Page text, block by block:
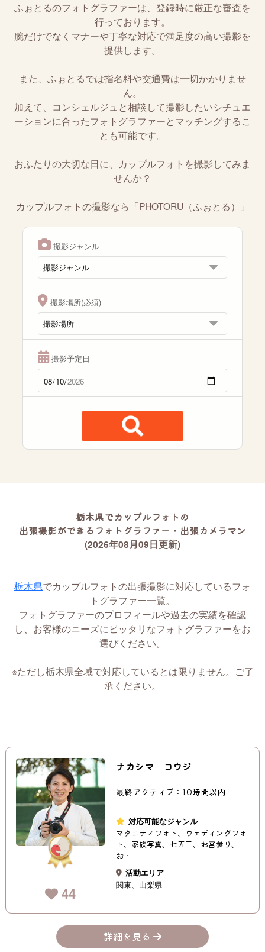
ふぉとるのフォトグラファーは、登録時に厳正な審査を
行っております。
腕だけでなくマナーや丁寧な対応で満足度の高い撮影を
提供します。
また、ふぉとるでは指名料や交通費は一切かかりませ
ん。
加えて、コンシェルジュと相談して撮影したいシチュエ
ーションに合ったフォトグラファーとマッチングするこ
とも可能です。
おふたりの大切な日に、カップルフォトを撮影してみま
せんか？
カップルフォトの撮影なら「PHOTORU（ふぉとる）」
撮影ジャンル
撮影場所(必須)
撮影予定日
栃木県でカップルフォトの
出張撮影ができるフォトグラファー・出張カメラマン
(2026年08月09日更新)
栃木県でカップルフォトの出張撮影に対応しているフォ
トグラファー一覧。
フォトグラファーのプロフィールや過去の実績を確認
し、お客様のニーズにピッタリなフォトグラファーをお
選びください。
※ただし栃木県全域で対応しているとは限りません。ご了
承ください。
44
ナカシマ コウジ
最終アクティブ：10時間以内
対応可能なジャンル
マタニティフォト、ウェディングフォ
ト、家族写真、七五三、お宮参り、
お…
活動エリア
関東
山梨県
詳細を見る